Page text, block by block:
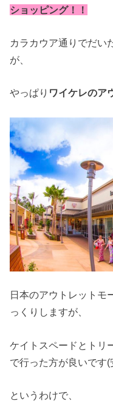
ショッピング！！
カラカウア通りでだい
が、
やっぱり ワイケレのア
日本のアウトレットモ
っくりしますが、
ケイトスペードとトリ
で行った方が良いです(
というわけで、